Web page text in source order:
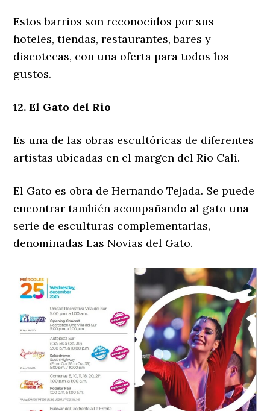
Estos barrios son reconocidos por sus
hoteles, tiendas, restaurantes, bares y
discotecas, con una oferta para todos los
gustos.
12. El Gato del Rio
Es una de las obras escultóricas de diferentes
artistas ubicadas en el margen del Rio Cali.
El Gato es obra de Hernando Tejada. Se puede
encontrar también acompañando al gato una
serie de esculturas complementarias,
denominadas Las Novias del Gato.